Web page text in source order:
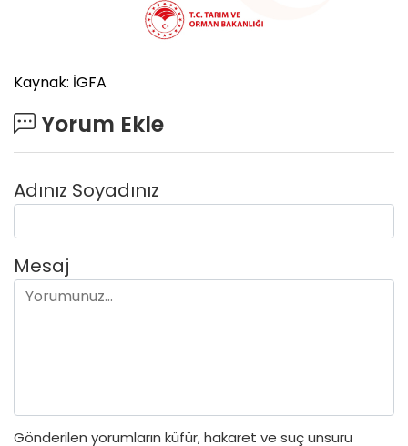
Kaynak: İGFA
Yorum Ekle
Adınız Soyadınız
Mesaj
Gönderilen yorumların küfür, hakaret ve suç unsuru